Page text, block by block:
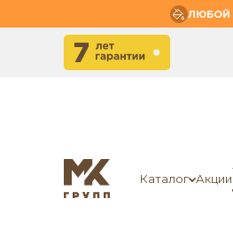
ЛЮБОЙ
Каталог Акции
Главная